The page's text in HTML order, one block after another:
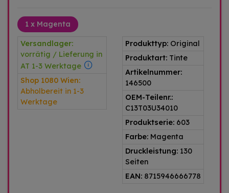
1 x Magenta
Versandlager:
vorrätig / Lieferung in
AT 1-3 Werktage
Shop 1080 Wien:
Abholbereit in 1-3
Werktage
Produkttyp: Original
Produktart: Tinte
Artikelnummer:
146500
OEM-Teilenr.:
C13T03U34010
Produktserie: 603
Farbe: Magenta
Druckleistung: 130
Seiten
EAN: 8715946666778